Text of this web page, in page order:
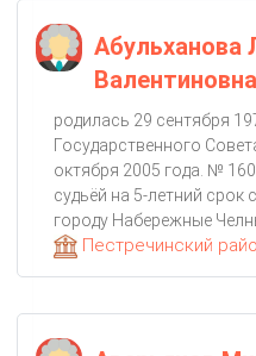
Абульханова
Валентиновна
родилась 29 сентября
Государственного
октября 2005 года. №
судьёй на 5-летний
городу Набережные
Пестречинский